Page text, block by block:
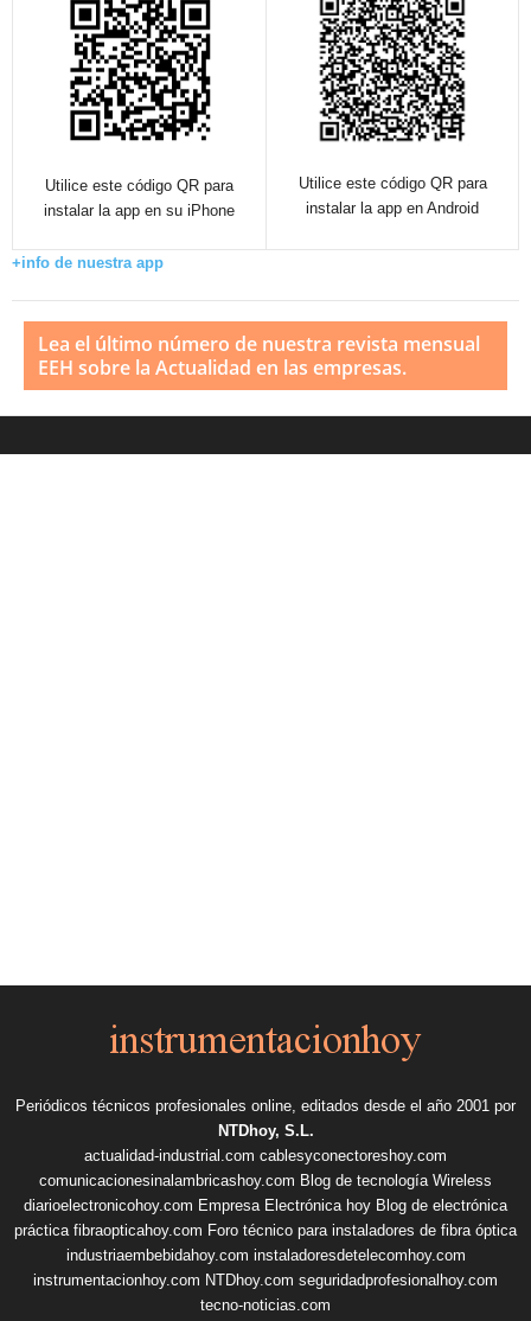
Utilice este código QR para
instalar la app en su iPhone
Utilice este código QR para
instalar la app en Android
+info de nuestra app
Lea el último número de nuestra revista mensual
EEH sobre la Actualidad en las empresas.
Periódicos técnicos profesionales online, editados desde el año 2001 por
NTDhoy, S.L.
actualidad-industrial.com cablesyconectoreshoy.com
comunicacionesinalambricashoy.com Blog de tecnología Wireless
diarioelectronicohoy.com Empresa Electrónica hoy Blog de electrónica
práctica fibraopticahoy.com Foro técnico para instaladores de fibra óptica
industriaembebidahoy.com instaladoresdetelecomhoy.com
instrumentacionhoy.com NTDhoy.com seguridadprofesionalhoy.com
tecno-noticias.com